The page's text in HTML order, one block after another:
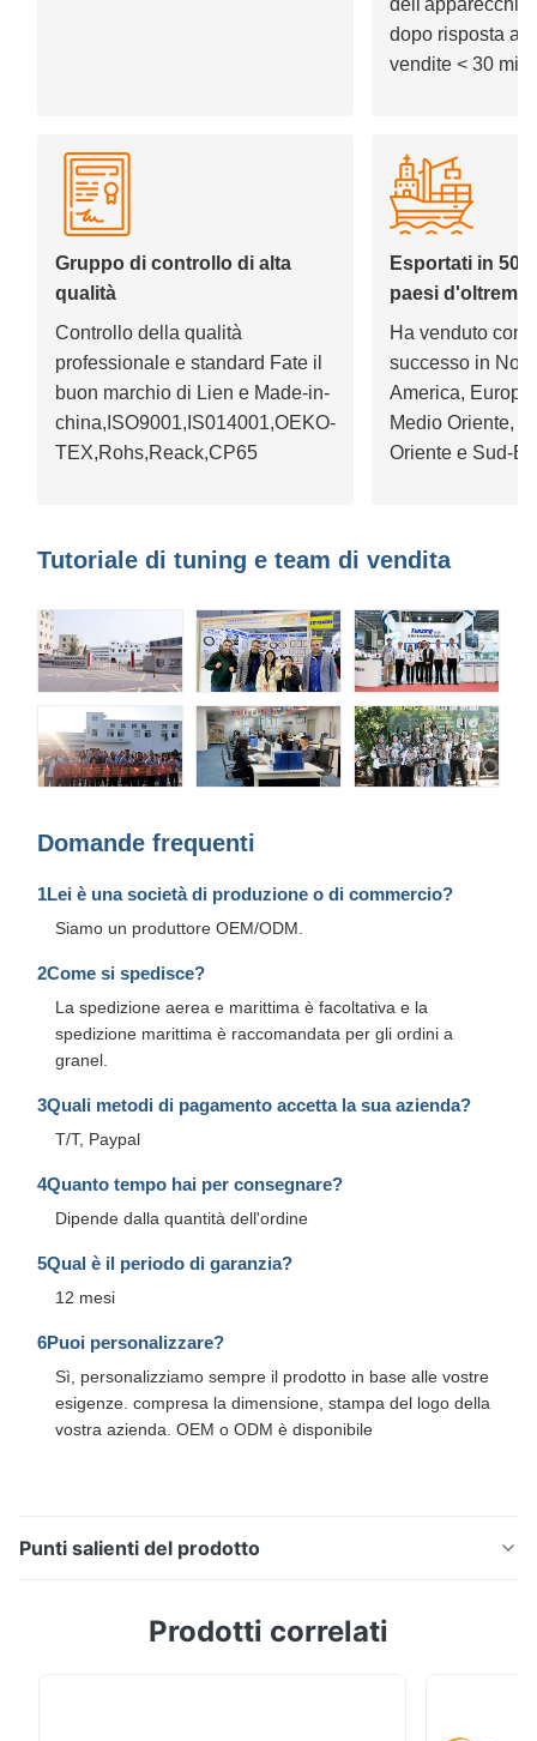
dopo risposta
vendite < 30
Gruppo di controllo di alta
qualità
Controllo della qualità
professionale e standard Fate il
buon marchio di Lien e Made-in-
china,ISO9001,IS014001,OEKO-
TEX,Rohs,Reack,CP65
Esportati in 50
paesi
Ha venduto con
successo in Nord
America, Europa,
Medio Oriente,
Oriente e Sud-
Tutoriale di tuning e team di vendita
Domande frequenti
1Lei è una società di produzione o di commercio?
Siamo un produttore OEM/ODM.
2Come si spedisce?
La spedizione aerea e marittima è facoltativa e la
spedizione marittima è raccomandata per gli ordini a
granel.
3Quali metodi di pagamento accetta la sua azienda?
T/T, Paypal
4Quanto tempo hai per consegnare?
Dipende dalla quantità dell'ordine
5Qual è il periodo di garanzia?
12 mesi
6Puoi personalizzare?
Sì, personalizziamo sempre il prodotto in base alle vostre
esigenze. compresa la dimensione, stampa del logo della
vostra azienda. OEM o ODM è disponibile
Punti salienti del prodotto
coperture di portafogli in pelle e di dispositivi
Prodotti correlati